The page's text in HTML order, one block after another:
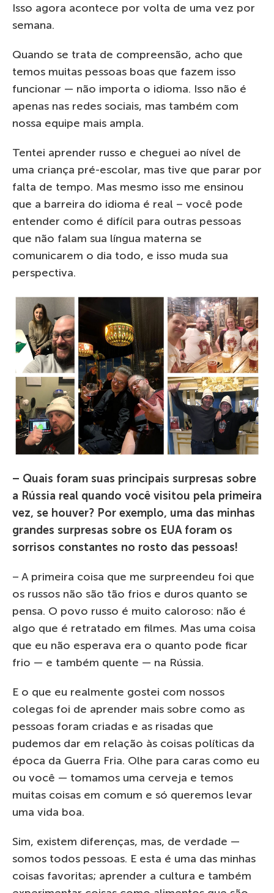
Isso agora acontece por volta de uma vez por
semana.
Quando se trata de compreensão, acho que
temos muitas pessoas boas que fazem isso
funcionar — não importa o idioma. Isso não é
apenas nas redes sociais, mas também com
nossa equipe mais ampla.
Tentei aprender russo e cheguei ao nível de
uma criança pré-escolar, mas tive que parar por
falta de tempo. Mas mesmo isso me ensinou
que a barreira do idioma é real – você pode
entender como é difícil para outras pessoas
que não falam sua língua materna se
comunicarem o dia todo, e isso muda sua
perspectiva.
– Quais foram suas principais surpresas sobre
a Rússia real quando você visitou pela primeira
vez, se houver? Por exemplo, uma das minhas
grandes surpresas sobre os EUA foram os
sorrisos constantes no rosto das pessoas!
– A primeira coisa que me surpreendeu foi que
os russos não são tão frios e duros quanto se
pensa. O povo russo é muito caloroso: não é
algo que é retratado em filmes. Mas uma coisa
que eu não esperava era o quanto pode ficar
frio — e também quente — na Rússia.
E o que eu realmente gostei com nossos
colegas foi de aprender mais sobre como as
pessoas foram criadas e as risadas que
pudemos dar em relação às coisas políticas da
época da Guerra Fria. Olhe para caras como eu
ou você — tomamos uma cerveja e temos
muitas coisas em comum e só queremos levar
uma vida boa.
Sim, existem diferenças, mas, de verdade —
somos todos pessoas. E esta é uma das minhas
coisas favoritas; aprender a cultura e também